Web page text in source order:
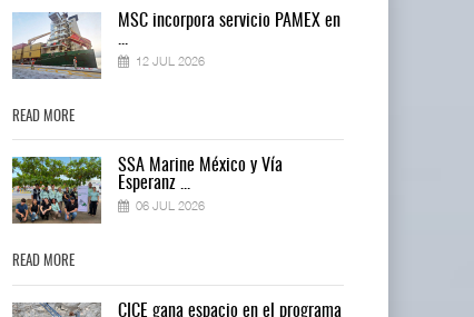
Treinta y nueve años navegando el
cambio
05 AGO 2026
MSC incorpora servicio PAMEX en
12 JUL 2026
READ MORE
SSA Marine México y Vía
Esperanz ...
06 JUL 2026
READ MORE
CICE gana espacio en el programa